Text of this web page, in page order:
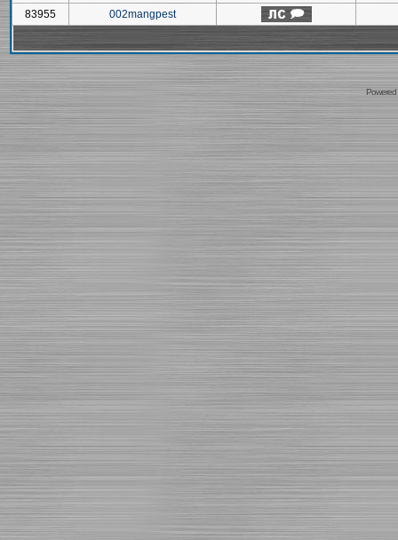
83955
002mangpest